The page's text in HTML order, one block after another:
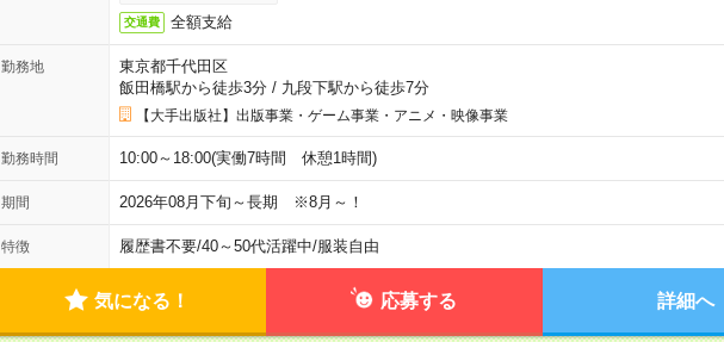
交通費 全額支給
勤務地
東京都千代田区
飯田橋駅から徒歩3分/ 九段下駅から徒歩7分
【大手出版社】出版事業・ゲーム事業・アニメ・映像事業
勤務時間 10:00～18:00(実働7時間 休憩1時間)
期間 2026年08月下旬～長期 ※8月～！
特徴 履歴書不要/40～50代活躍中/服装自由
気になる！ 応募する 詳細へ